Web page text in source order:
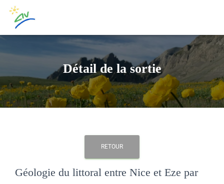
Détail de la sortie
RETOUR
Géologie du littoral entre Nice et Eze par